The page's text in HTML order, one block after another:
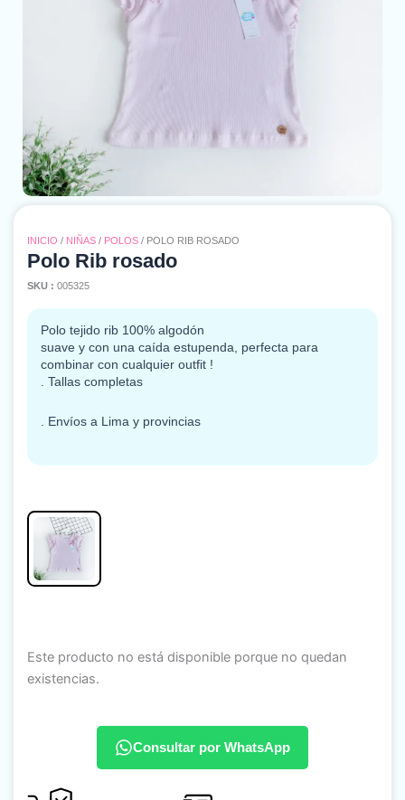
INICIO / NIÑAS / POLOS / POLO RIB ROSADO
Polo Rib rosado
SKU : 005325
Polo tejido rib 100% algodón
suave y con una caída estupenda, perfecta para
combinar con cualquier outfit !
. Tallas completas
. Envíos a Lima y provincias
Este producto no está disponible porque no quedan
existencias.
Consultar por WhatsApp